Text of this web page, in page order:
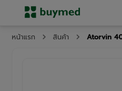
หน้าแรก สินค้า Atorvin